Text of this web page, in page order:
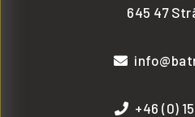
645 47
+46 (0)